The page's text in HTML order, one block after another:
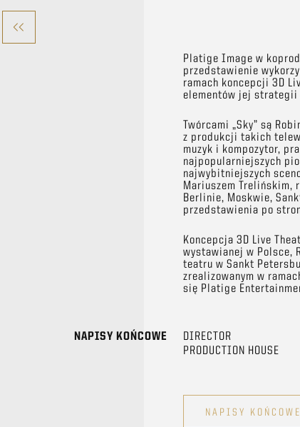
Platige Image w
przedstawienie
ramach koncepcji 3D
elementów jej strategii
Twórcami „Sky” są
z produkcji takich
muzyk i kompozytor,
najpopularniejszych
najwybitniejszych
Mariuszem Trelińskim,
Berlinie, Moskwie,
przedstawienia po
Koncepcja 3D Live
wystawianej w Polsce,
teatru w Sankt
zrealizowanym w
się Platige
NAPISY KOŃCOWE DIRECTOR
PRODUCTION HOUSE
NAPISY KOŃCOWE